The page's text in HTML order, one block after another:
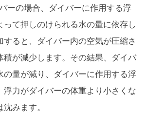
ーの場合、ダイバーに作用する浮
って押しのけられる水の量に依存し
すると、ダイバー内の空気が圧縮さ
積が減少します。その結果、ダイバ
の量が減り、ダイバーに作用する浮
浮力がダイバーの体重より小さくな
みます。